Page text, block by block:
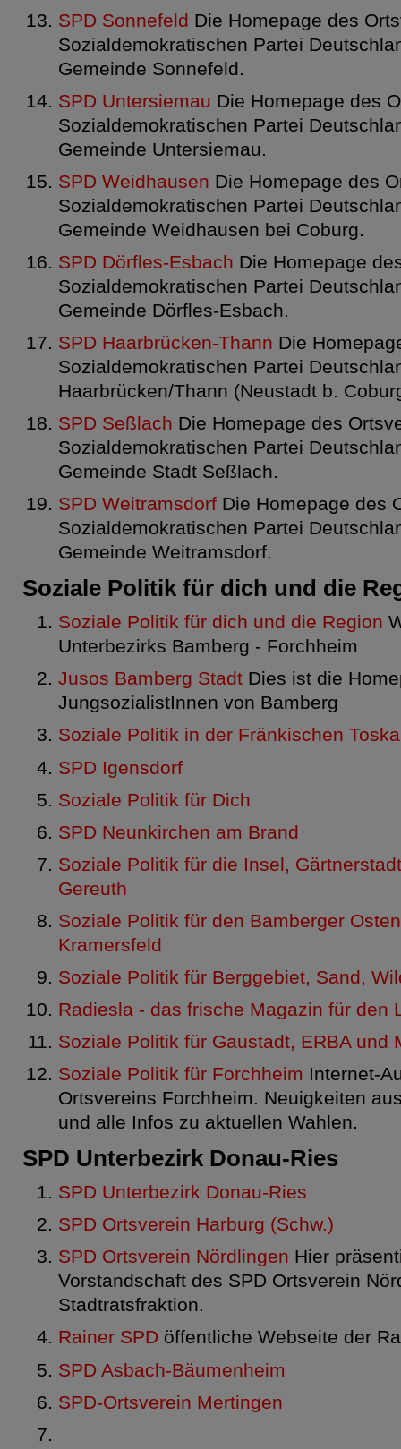
SPD Sonnefeld Die Homepage des
Sozialdemokratischen Partei
Gemeinde Sonnefeld.
SPD Untersiemau Die Homepage des
Sozialdemokratischen Partei
Gemeinde Untersiemau.
SPD Weidhausen Die Homepage des
Sozialdemokratischen Partei
Gemeinde Weidhausen bei Coburg.
SPD Dörfles-Esbach Die Homepage
Sozialdemokratischen Partei
Gemeinde Dörfles-Esbach.
SPD Haarbrücken-Thann Die
Sozialdemokratischen Partei
Haarbrücken/Thann (Neustadt b.
SPD Seßlach Die Homepage des
Sozialdemokratischen Partei
Gemeinde Stadt Seßlach.
SPD Weitramsdorf Die Homepage des
Sozialdemokratischen Partei
Gemeinde Weitramsdorf.
Soziale Politik für dich und die
Soziale Politik für dich und die Region
Unterbezirks Bamberg - Forchheim
Jusos Bamberg Stadt Dies ist die
JungsozialistInnen von Bamberg
Soziale Politik in der Fränkischen
SPD Igensdorf
Soziale Politik für Dich
SPD Neunkirchen am Brand
Soziale Politik für die Insel,
Gereuth
Soziale Politik für den Bamberger
Kramersfeld
Soziale Politik für Berggebiet, Sand,
Radiesla - das frische Magazin für den
Soziale Politik für Gaustadt, ERBA und
Soziale Politik für Forchheim Internet-
Ortsvereins Forchheim. Neuigkeiten
und alle Infos zu aktuellen Wahlen.
SPD Unterbezirk Donau-Ries
SPD Unterbezirk Donau-Ries
SPD Ortsverein Harburg (Schw.)
SPD Ortsverein Nördlingen Hier
Vorstandschaft des SPD Ortsverein
Stadtratsfraktion.
Rainer SPD öffentliche Webseite der
SPD Asbach-Bäumenheim
SPD-Ortsverein Mertingen